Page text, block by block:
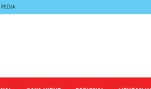
PEDIA